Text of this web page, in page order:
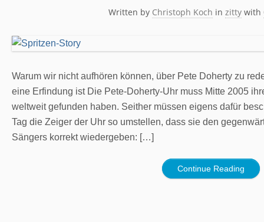
Written by Christoph Koch in zitty with
Warum wir nicht aufhören können, über Pete Doherty zu
eine Erfindung ist Die Pete-Doherty-Uhr muss Mitte 2005
weltweit gefunden haben. Seither müssen eigens dafür
Tag die Zeiger der Uhr so umstellen, dass sie den
Sängers korrekt wiedergeben: […]
Continue Reading